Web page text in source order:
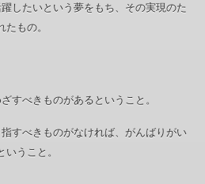
したいという夢をもち、その実現のた
もの。
すべきものがあるということ。
すべきものがなければ、がんばりがい
うこと。